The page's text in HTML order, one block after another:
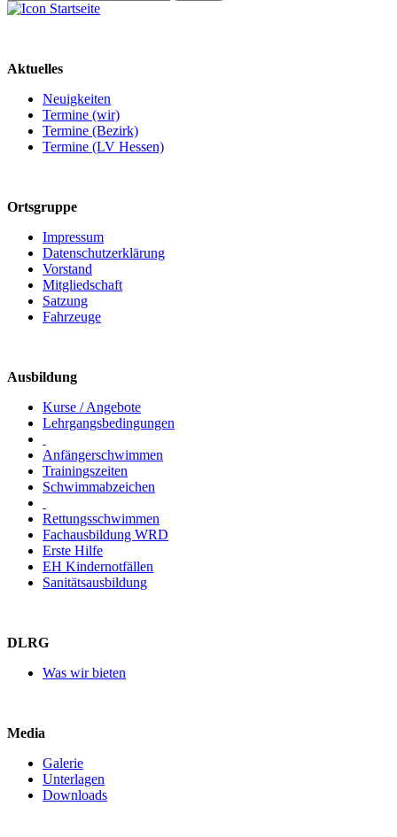
Aktuelles
Neuigkeiten
Termine (wir)
Termine (Bezirk)
Termine (LV Hessen)
Ortsgruppe
Impressum
Datenschutzerklärung
Vorstand
Mitgliedschaft
Satzung
Fahrzeuge
Ausbildung
Kurse / Angebote
Lehrgangsbedingungen
Anfängerschwimmen
Trainingszeiten
Schwimmabzeichen
Rettungsschwimmen
Fachausbildung WRD
Erste Hilfe
EH Kindernotfällen
Sanitätsausbildung
DLRG
Was wir bieten
Media
Galerie
Unterlagen
Downloads